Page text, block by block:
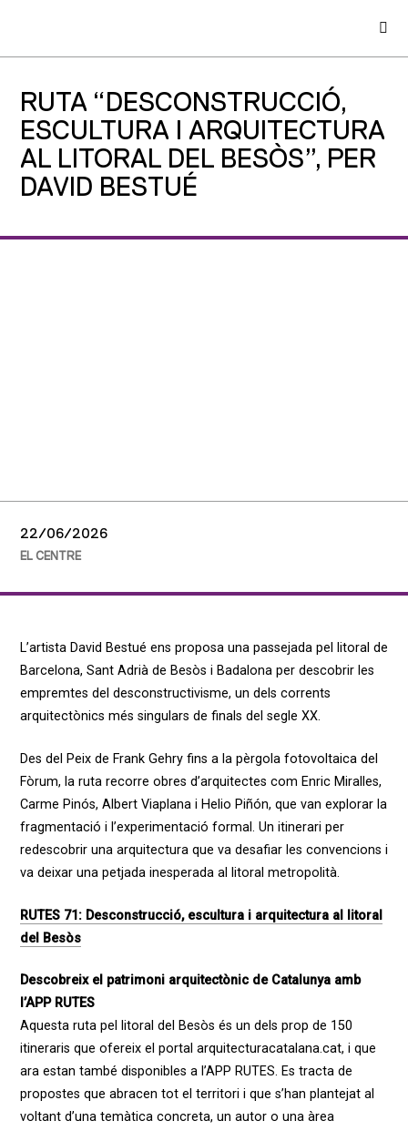
RUTA “DESCONSTRUCCIÓ,
ESCULTURA I ARQUITECTURA
AL LITORAL DEL BESÒS”, PER
DAVID BESTUÉ
22/06/2026
EL CENTRE
L’artista David Bestué ens proposa una passejada pel litoral de
Barcelona, Sant Adrià de Besòs i Badalona per descobrir les
empremtes del desconstructivisme, un dels corrents
arquitectònics més singulars de finals del segle XX.
Des del Peix de Frank Gehry fins a la pèrgola fotovoltaica del
Fòrum, la ruta recorre obres d’arquitectes com Enric Miralles,
Carme Pinós, Albert Viaplana i Helio Piñón, que van explorar la
fragmentació i l’experimentació formal. Un itinerari per
redescobrir una arquitectura que va desafiar les convencions i
va deixar una petjada inesperada al litoral metropolità.
RUTES 71: Desconstrucció, escultura i arquitectura al litoral
del Besòs
Descobreix el patrimoni arquitectònic de Catalunya amb
l’APP RUTES
Aquesta ruta pel litoral del Besòs és un dels prop de 150
itineraris que ofereix el portal arquitecturacatalana.cat, i que
ara estan també disponibles a l’APP RUTES. Es tracta de
propostes que abracen tot el territori i que s’han plantejat al
voltant d’una temàtica concreta, un autor o una àrea